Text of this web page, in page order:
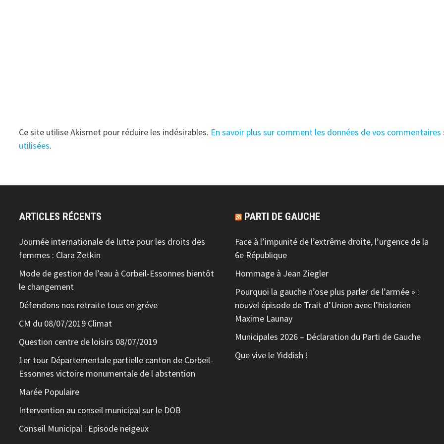
Ce site utilise Akismet pour réduire les indésirables. En savoir plus sur comment les données de vos
utilisées.
ARTICLES RÉCENTS
Journée internationale de lutte pour les droits des
femmes : Clara Zetkin
Mode de gestion de l’eau à Corbeil-Essonnes bientôt
le changement
Défendons nos retraite tous en gréve
CM du 08/07/2019 Climat
Question centre de loisirs 08/07/2019
1er tour Départementale partielle canton de Corbeil-
Essonnes victoire monumentale de l abstention
Marée Populaire
Intervention au conseil municipal sur le DOB
Conseil Municipal : Episode neigeux
PARTI DE GAUCHE
Face à l’impunité de l’extrême droite, l’urgence de la
6e République
Hommage à Jean Ziegler
Pourquoi la gauche n’ose plus parler de l’armée » :
nouvel épisode de Trait d’Union avec l’historien
Maxime Launay
Municipales 2026 – Déclaration du Parti de Gauche
Que vive le Yiddish !